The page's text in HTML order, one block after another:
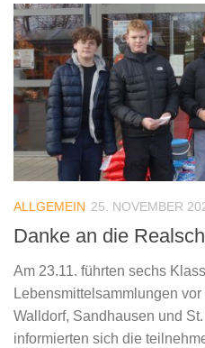
ALLGEMEIN 25. NOVEMBER
Danke an die
Am 23.11. führten sechs
Lebensmittelsammlungen
Walldorf, Sandhausen und
informierten sich die